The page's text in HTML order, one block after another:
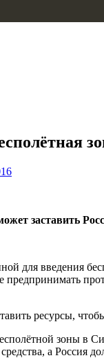
заставить
для введения
предпринимать
ресурсы,
зоны в
а Россия